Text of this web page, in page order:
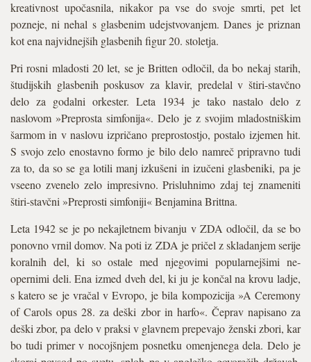
kreativnost upočasnila, nikakor pa vse do svoje smrti, pet let
pozneje, ni nehal s glasbenim udejstvovanjem. Danes je priznan
kot ena najvidnejših glasbenih figur 20. stoletja.
Pri rosni mladosti 20 let, se je Britten odločil, da bo nekaj starih,
študijskih glasbenih poskusov za klavir, predelal v štiri-stavčno
delo za godalni orkester. Leta 1934 je tako nastalo delo z
naslovom »Preprosta simfonija«. Delo je z svojim mladostniškim
šarmom in v naslovu izpričano preprostostjo, postalo izjemen hit.
S svojo zelo enostavno formo je bilo delo namreč pripravno tudi
za to, da so se ga lotili manj izkušeni in izučeni glasbeniki, pa je
vseeno zvenelo zelo impresivno. Prisluhnimo zdaj tej znameniti
štiri-stavčni »Preprosti simfoniji« Benjamina Brittna.
Leta 1942 se je po nekajletnem bivanju v ZDA odločil, da se bo
ponovno vrnil domov. Na poti iz ZDA je pričel z skladanjem serije
koralnih del, ki so ostale med njegovimi popularnejšimi ne-
opernimi deli. Ena izmed dveh del, ki ju je končal na krovu ladje,
s katero se je vračal v Evropo, je bila kompozicija »A Ceremony
of Carols opus 28. za deški zbor in harfo«. Čeprav napisano za
deški zbor, pa delo v praksi v glavnem prepevajo ženski zbori, kar
bo tudi primer v nocojšnjem posnetku omenjenega dela. Delo je